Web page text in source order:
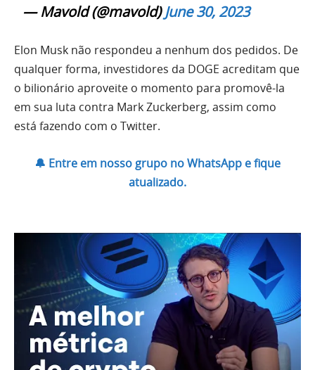
— Mavold (@mavold)June 30, 2023
Elon Musk não respondeu a nenhum dos pedidos. De
qualquer forma, investidores da DOGE acreditam que
o bilionário aproveite o momento para promovê-la
em sua luta contra Mark Zuckerberg, assim como
está fazendo com o Twitter.
🔔 Entre em nosso grupo no WhatsApp e fique
atualizado.